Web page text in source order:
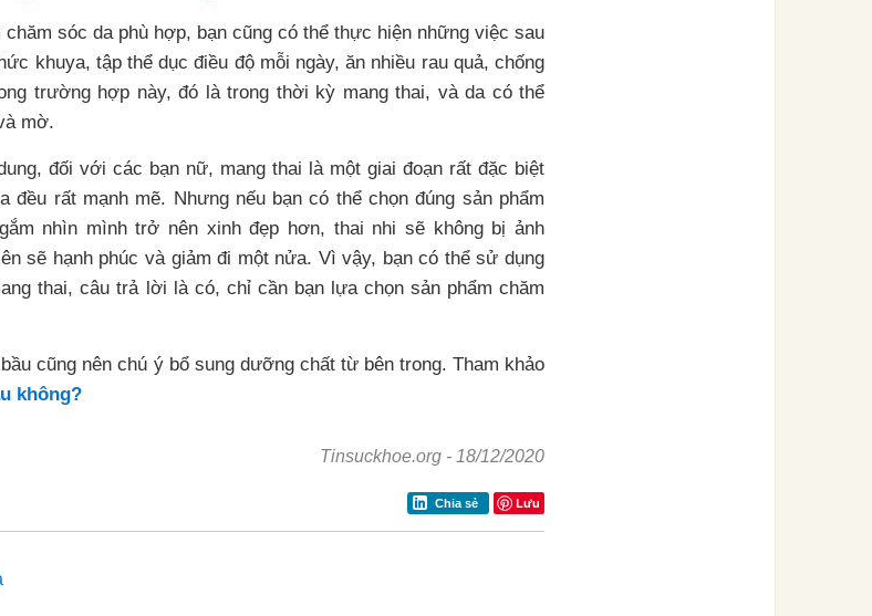
sóc da phù hợp, bạn cũng có thể thực hiện những việc sau
khuya, tập thể dục điều độ mỗi ngày, ăn nhiều rau quả, chống
trường hợp này, đó là trong thời kỳ mang thai, và da có thể
mờ.
đối với các bạn nữ, mang thai là một giai đoạn rất đặc biệt
đều rất mạnh mẽ. Nhưng nếu bạn có thể chọn đúng sản phẩm
nhìn mình trở nên xinh đẹp hơn, thai nhi sẽ không bị ảnh
sẽ hạnh phúc và giảm đi một nửa. Vì vậy, bạn có thể sử dụng
thai, câu trả lời là có, chỉ cần bạn lựa chọn sản phẩm chăm
cũng nên chú ý bổ sung dưỡng chất từ bên trong. Tham khảo
không?
Tinsuckhoe.org - 18/12/2020
Chia sẻ Lưu